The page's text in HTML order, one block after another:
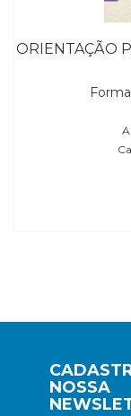
ORIENTAÇÃO
NOSSA